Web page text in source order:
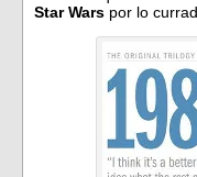
Star Wars por lo